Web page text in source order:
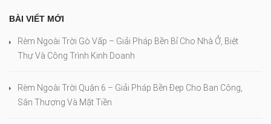
BÀI VIẾT MỚI
Rèm Ngoài Trời Gò Vấp – Giải Pháp Bền Bỉ Cho Nhà Ở, Biệt
Thự Và Công Trình Kinh Doanh
Rèm Ngoài Trời Quận 6 – Giải Pháp Bền Đẹp Cho Ban Công,
Sân Thượng Và Mặt Tiền